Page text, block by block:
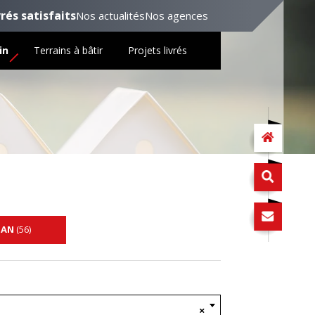
Terrains à bâtir Projets livrés
satisfaitsNos actualitésNos agences
(56)
×